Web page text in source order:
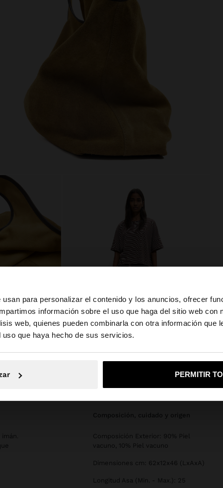
para personalizar el contenido y los anuncios, ofrecer
información sobre el uso que haga del sitio web con
web, quienes pueden combinarla con otra información que
que haya hecho de sus servicios.
PERMITIR
de España. ¿Quieres ir a la web de United States?
No, continuar en la web de España Sí,
composición, cuidado y origen
Composición Exterior: 90% Piel
vacuno, 10% Piel vacuno
Dimensiones cm: 62x12x46 (LxAxA)
Longitud Asa (Min. - Max.): 25